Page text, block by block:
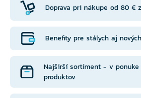
Doprava pri nákupe od 80 €
Benefity pre stálych aj
Najširší sortiment - v
produktov